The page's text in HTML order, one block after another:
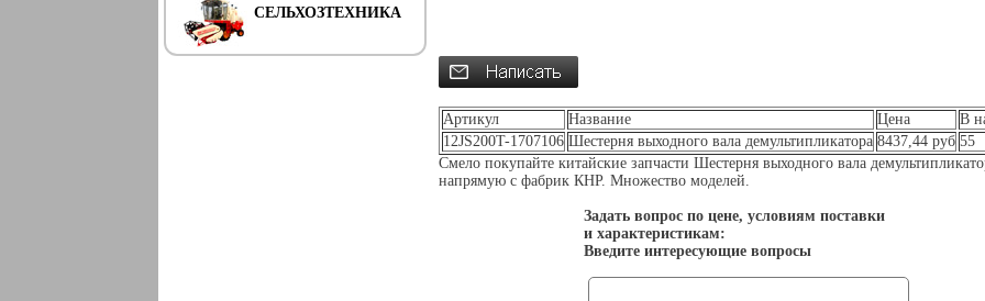
СЕЛЬХОЗТЕХНИКА
Артикул Название Цена
В
12JS200T-1707106 Шестерня выходного вала демультипликатора 8437,44 руб 55
Смело покупайте китайские запчасти Шестерня выходного вала
напрямую с фабрик КНР. Множество моделей.
Задать вопрос по цене, условиям поставки
и характеристикам:
Введите интересующие вопросы